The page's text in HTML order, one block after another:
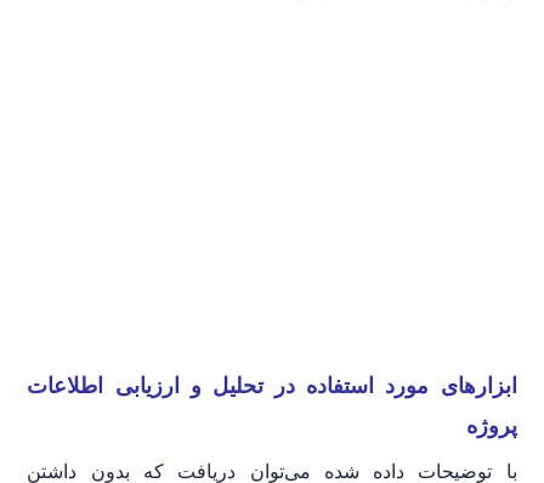
ابزارهای مورد استفاده در تحلیل و ارزیابی اطلاعات
پروژه
با توضیحات داده شده می‌توان دریافت که بدون داشتن